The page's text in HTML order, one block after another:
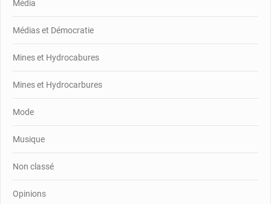
Média
Médias et Démocratie
Mines et Hydrocabures
Mines et Hydrocarbures
Mode
Musique
Non classé
Opinions